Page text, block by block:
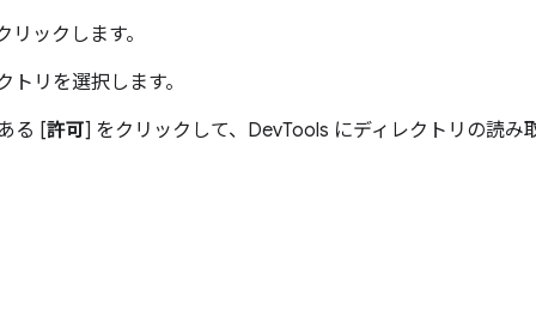
リックします。
リを選択します。
る [許可] をクリックして、DevTools にディレクトリの読み